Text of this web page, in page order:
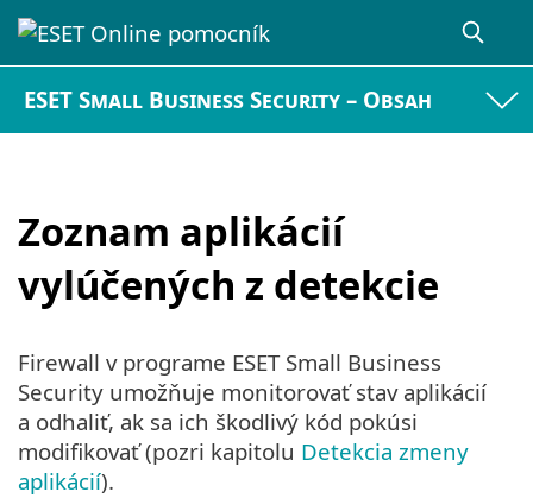
ESET Small Business Security – Obsah
Zoznam aplikácií
vylúčených z detekcie
Firewall v programe ESET Small Business
Security umožňuje monitorovať stav aplikácií
a odhaliť, ak sa ich škodlivý kód pokúsi
modifikovať (pozri kapitolu Detekcia zmeny
aplikácií).